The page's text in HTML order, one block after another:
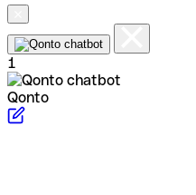
1
Qonto